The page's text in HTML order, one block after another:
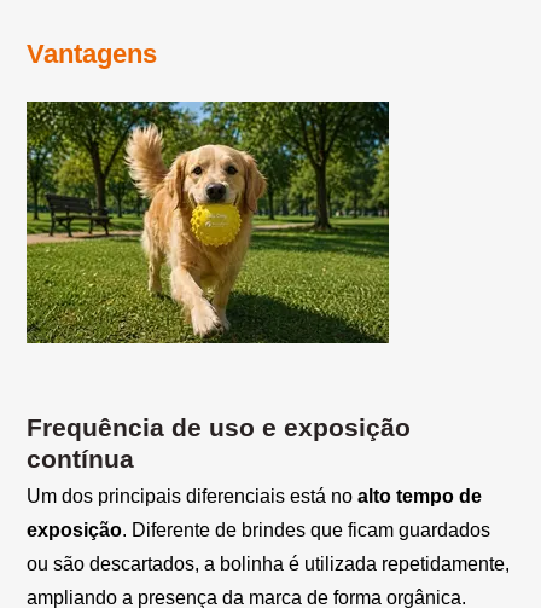
Vantagens
Frequência de uso e exposição
contínua
Um dos principais diferenciais está noalto tempo de
exposição. Diferente de brindes que ficam guardados
ou são descartados, a bolinha é utilizada repetidamente,
ampliando a presença da marca de forma orgânica.